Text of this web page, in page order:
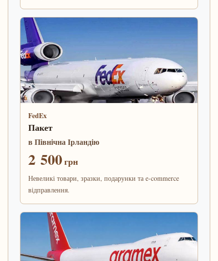
FedEx
Пакет
в Північна Ірландію
2 500грн
Невеликі товари, зразки, подарунки та e-commerce
відправлення.